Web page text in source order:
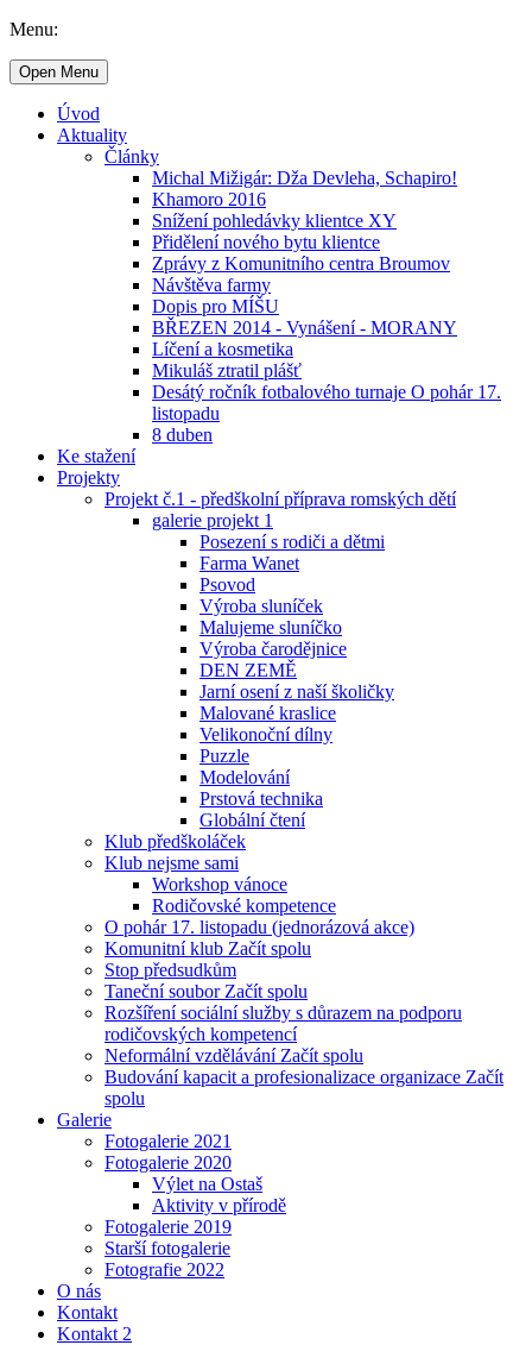
Menu:
Open Menu
Úvod
Aktuality
Články
Michal Mižigár: Dža Devleha, Schapiro!
Khamoro 2016
Snížení pohledávky klientce XY
Přidělení nového bytu klientce
Zprávy z Komunitního centra Broumov
Návštěva farmy
Dopis pro MÍŠU
BŘEZEN 2014 - Vynášení - MORANY
Líčení a kosmetika
Mikuláš ztratil plášť
Desátý ročník fotbalového turnaje O pohár 17.
listopadu
8 duben
Ke stažení
Projekty
Projekt č.1 - předškolní příprava romských dětí
galerie projekt 1
Posezení s rodiči a dětmi
Farma Wanet
Psovod
Výroba sluníček
Malujeme sluníčko
Výroba čarodějnice
DEN ZEMĚ
Jarní osení z naší školičky
Malované kraslice
Velikonoční dílny
Puzzle
Modelování
Prstová technika
Globální čtení
Klub předškoláček
Klub nejsme sami
Workshop vánoce
Rodičovské kompetence
O pohár 17. listopadu (jednorázová akce)
Komunitní klub Začít spolu
Stop předsudkům
Taneční soubor Začít spolu
Rozšíření sociální služby s důrazem na podporu
rodičovských kompetencí
Neformální vzdělávání Začít spolu
Budování kapacit a profesionalizace organizace Začít
spolu
Galerie
Fotogalerie 2021
Fotogalerie 2020
Výlet na Ostaš
Aktivity v přírodě
Fotogalerie 2019
Starší fotogalerie
Fotografie 2022
O nás
Kontakt
Kontakt 2